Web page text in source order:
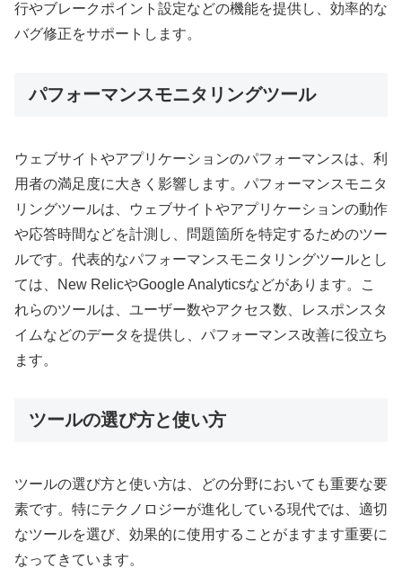
行やブレークポイント設定などの機能を提供し、効率的な
バグ修正をサポートします。
パフォーマンスモニタリングツール
ウェブサイトやアプリケーションのパフォーマンスは、利
用者の満足度に大きく影響します。パフォーマンスモニタ
リングツールは、ウェブサイトやアプリケーションの動作
や応答時間などを計測し、問題箇所を特定するためのツー
ルです。代表的なパフォーマンスモニタリングツールとし
ては、New RelicやGoogle Analyticsなどがあります。こ
れらのツールは、ユーザー数やアクセス数、レスポンスタ
イムなどのデータを提供し、パフォーマンス改善に役立ち
ます。
ツールの選び方と使い方
ツールの選び方と使い方は、どの分野においても重要な要
素です。特にテクノロジーが進化している現代では、適切
なツールを選び、効果的に使用することがますます重要に
なってきています。